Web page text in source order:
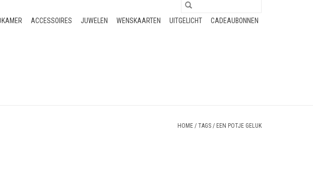
ACCESSOIRES JUWELEN WENSKAARTEN UITGELICHT CADEAUBONNEN
HOME / TAGS / EEN POTJE GELUK